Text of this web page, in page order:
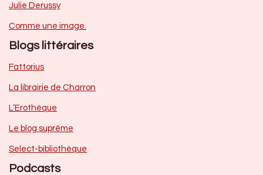
Julie Derussy
Comme une image
Blogs littéraires
Fattorius
La librairie de Charron
L’Erothèque
Le blog suprême
Select-bibliothèque
Podcasts